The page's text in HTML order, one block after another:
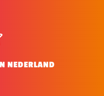
NEDERLAND